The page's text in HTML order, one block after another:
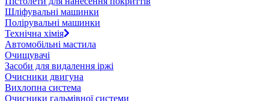
Шліфувальні машинки
Полірувальні машинки
Технічна хімія
Автомобільні мастила
Очищувачі
Засоби для видалення іржі
Очисники двигуна
Вихлопна система
Очисники гальмівної системи